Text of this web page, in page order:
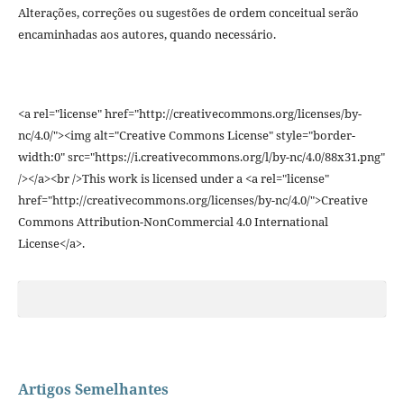
Alterações, correções ou sugestões de ordem conceitual serão
encaminhadas aos autores, quando necessário.
<a rel="license" href="http://creativecommons.org/licenses/by-
nc/4.0/"><img alt="Creative Commons License" style="border-
width:0" src="https://i.creativecommons.org/l/by-nc/4.0/88x31.png"
/></a><br />This work is licensed under a <a rel="license"
href="http://creativecommons.org/licenses/by-nc/4.0/">Creative
Commons Attribution-NonCommercial 4.0 International
License</a>.
Artigos Semelhantes